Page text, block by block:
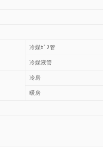
冷媒ｶﾞｽ管
冷媒液管
冷房
暖房